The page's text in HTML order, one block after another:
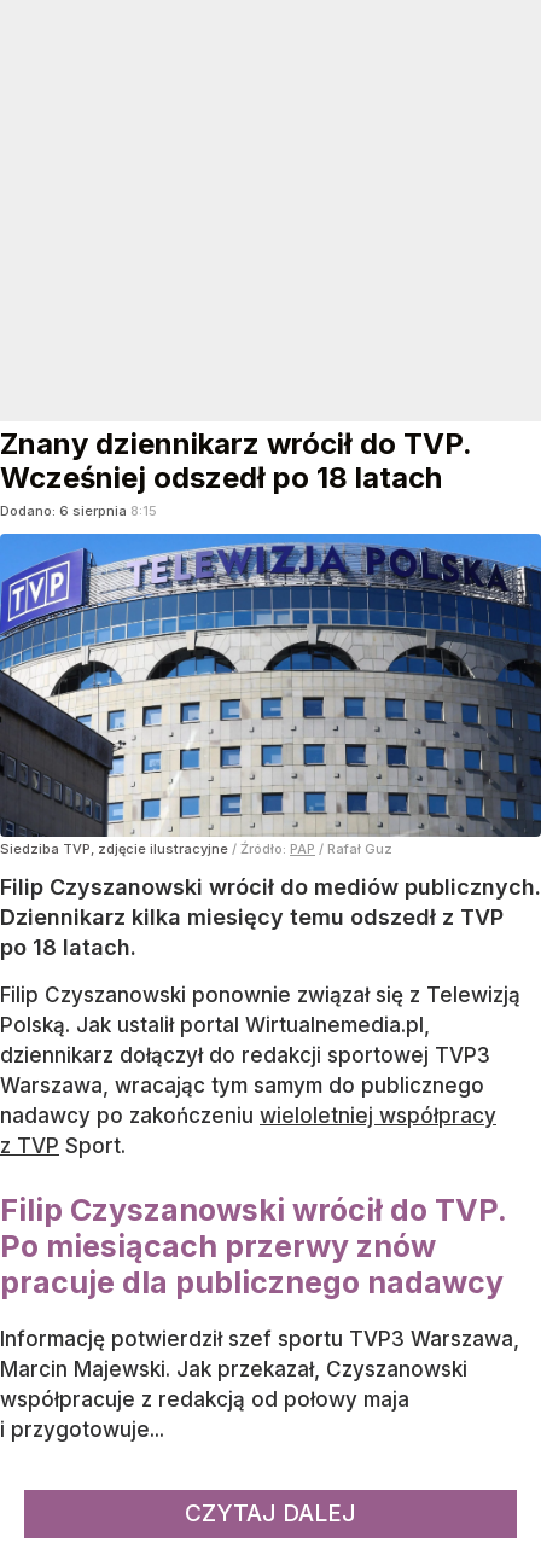
Znany dziennikarz wrócił do TVP.
Wcześniej odszedł po 18 latach
Dodano: 6 sierpnia 8:15
Siedziba TVP, zdjęcie ilustracyjne / Źródło: PAP / Rafał Guz
Filip Czyszanowski wrócił do mediów publicznych.
Dziennikarz kilka miesięcy temu odszedł z TVP
po 18 latach.
Filip Czyszanowski ponownie związał się z Telewizją
Polską. Jak ustalił portal Wirtualnemedia.pl,
dziennikarz dołączył do redakcji sportowej TVP3
Warszawa, wracając tym samym do publicznego
nadawcy po zakończeniu wieloletniej współpracy
z TVP Sport.
Filip Czyszanowski wrócił do TVP.
Po miesiącach przerwy znów
pracuje dla publicznego nadawcy
Informację potwierdził szef sportu TVP3 Warszawa,
Marcin Majewski. Jak przekazał, Czyszanowski
współpracuje z redakcją od połowy maja
i przygotowuje...
CZYTAJ DALEJ